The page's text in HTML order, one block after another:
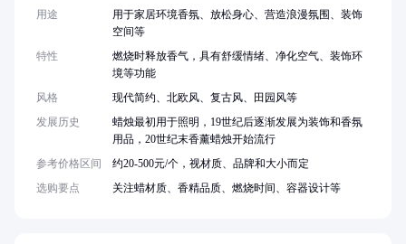
用途
用于家居环境香氛、放松身心、营造浪漫氛围、装饰
空间等
特性
燃烧时释放香气，具有舒缓情绪、净化空气、装饰环
境等功能
风格
现代简约、北欧风、复古风、田园风等
发展历史
蜡烛最初用于照明，19世纪后逐渐发展为装饰和香氛
用品，20世纪末香薰蜡烛开始流行
参考价格区间
约20-500元/个，视材质、品牌和大小而定
选购要点
关注蜡材质、香精品质、燃烧时间、容器设计等